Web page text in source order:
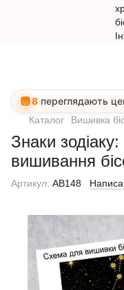
8 переглядають
Каталог Вишивка
Знаки
вишивання
Артикул: AB148